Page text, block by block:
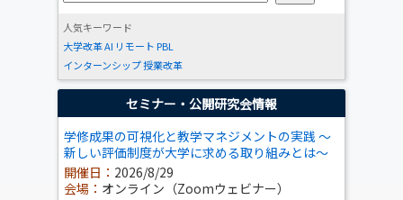
人気キーワード
大学改革AI リモート PBL
インターンシップ授業改革
セミナー・公開研究会情報
学修成果の可視化と教学マネジメントの実践 ～
新しい評価制度が大学に求める取り組みとは～
開催日： 2026/8/29
会場： オンライン（Zoomウェビナー）